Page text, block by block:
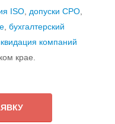
ISO,допуски СРО,
,бухгалтерский
компаний
крае.